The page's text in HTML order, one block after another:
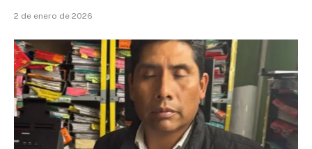
2 de enero de 2026